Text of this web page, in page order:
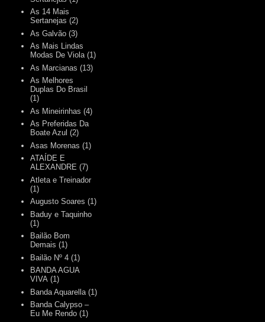
As 14 Mais
Sertanejas (2)
As Galvão (3)
As Mais Lindas
Modas De Viola (1)
As Marcianas (13)
As Melhores
Duplas Do Brasil
(1)
As Mineirinhas (4)
As Preferidas Da
Boate Azul (2)
Asas Morenas (1)
ATAÍDE E
ALEXANDRE (7)
Atleta e Treinador
(1)
Augusto Soares (1)
Baduy e Taquinho
(1)
Bailão Bom
Demais (1)
Bailão Nº 4 (1)
BANDA AGUA
VIVA (1)
Banda Aquarella (1)
Banda Calypso –
Eu Me Rendo (1)